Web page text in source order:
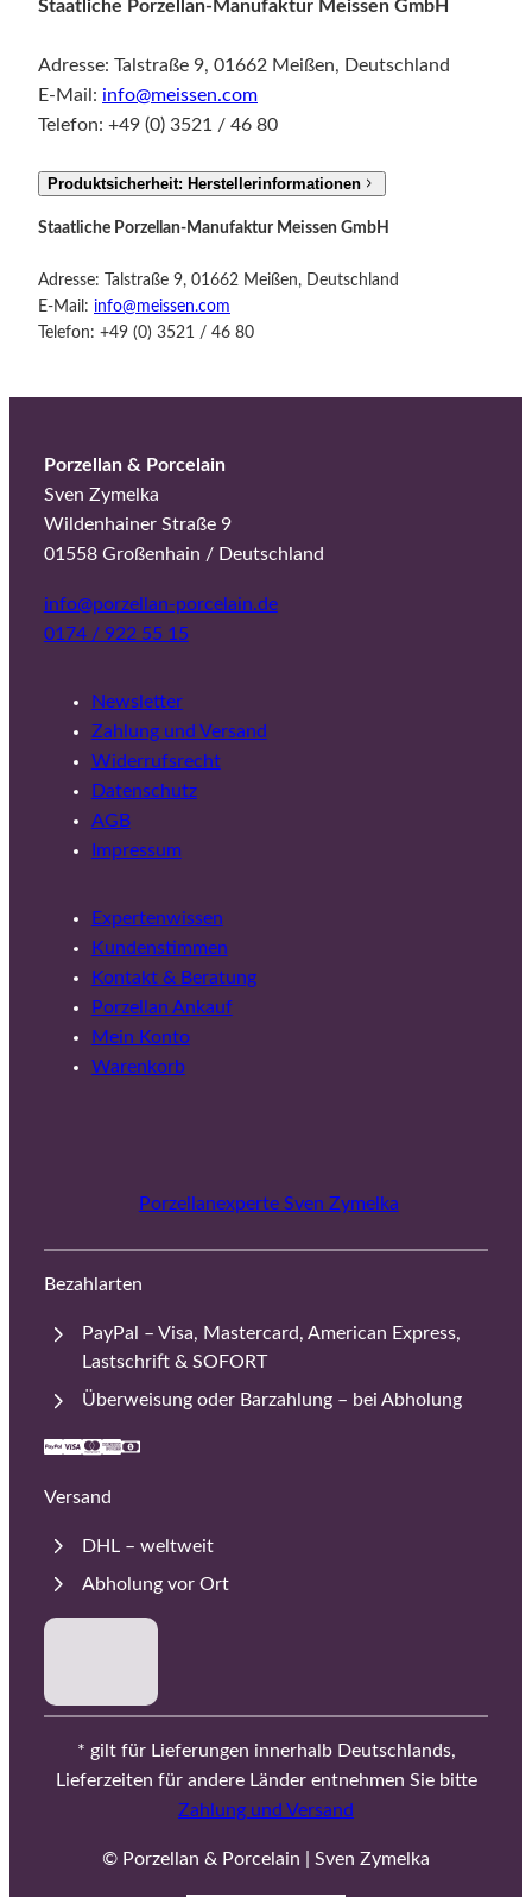
Staatliche Porzellan-Manufaktur Meissen GmbH
Adresse: Talstraße 9, 01662 Meißen, Deutschland
E-Mail: info@meissen.com
Telefon: +49 (0) 3521 / 46 80
Produktsicherheit: Herstellerinformationen
Staatliche Porzellan-Manufaktur Meissen GmbH
Adresse: Talstraße 9, 01662 Meißen, Deutschland
E-Mail: info@meissen.com
Telefon: +49 (0) 3521 / 46 80
Porzellan & Porcelain
Sven Zymelka
Wildenhainer Straße 9
01558 Großenhain / Deutschland
info@porzellan-porcelain.de
0174 / 922 55 15
Newsletter
Zahlung und Versand
Widerrufsrecht
Datenschutz
AGB
Impressum
Expertenwissen
Kundenstimmen
Kontakt & Beratung
Porzellan Ankauf
Mein Konto
Warenkorb
Porzellanexperte Sven Zymelka
Bezahlarten
PayPal – Visa, Mastercard, American Express,
Lastschrift & SOFORT
Überweisung oder Barzahlung – bei Abholung
Versand
DHL – weltweit
Abholung vor Ort
* gilt für Lieferungen innerhalb Deutschlands,
Lieferzeiten für andere Länder entnehmen Sie bitte
Zahlung und Versand
© Porzellan & Porcelain | Sven Zymelka